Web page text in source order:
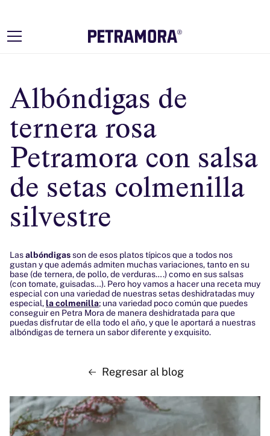
Albóndigas de
ternera rosa
Petramora con salsa
de setas colmenilla
silvestre
Lasalbóndigasson de esos platos típicos que a todos nos
gustan y que además admiten muchas variaciones, tanto en su
base (de ternera, de pollo, de verduras….) como en sus salsas
(con tomate, guisadas…). Pero hoy vamos a hacer una receta muy
especial con una variedad de nuestras setas deshidratadas muy
especial, la colmenilla; una variedad poco común que puedes
conseguir en Petra Mora de manera deshidratada para que
puedas disfrutar de ella todo el año, y que le aportará a nuestras
albóndigas de ternera un sabor diferente y exquisito.
Regresar al blog